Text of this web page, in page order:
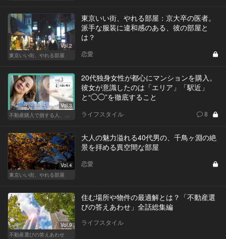
Vol.2
東京いい街、やれる部屋
東京いい街、やれる部屋：京大卒の医者。
派手な服装に違和感のある、彼の部屋と
は？
恋愛
Vol.3
不動産購入で損する人、得する人
20代独身女性が都心にマンションを購入。
彼女が意識したのは「エリア」「駅近」
と“◯◯”を徹底すること
ライフスタイル 8
Vol.4
東京いい街、やれる部屋
大人の魅力溢れる40代男の、千鳥ヶ淵の絶
景を拝める異空間な部屋
恋愛
Vol.9
不動産選びの答えあわせ
住む場所や物件の最適解とは？「不動産選
びの答えあわせ」全話総集編
ライフスタイル